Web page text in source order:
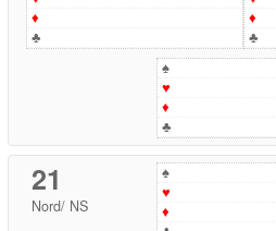
♦
♣
♦
♣
♠
♥
♦
♣
21
Nord/ NS
♠
♥
♦